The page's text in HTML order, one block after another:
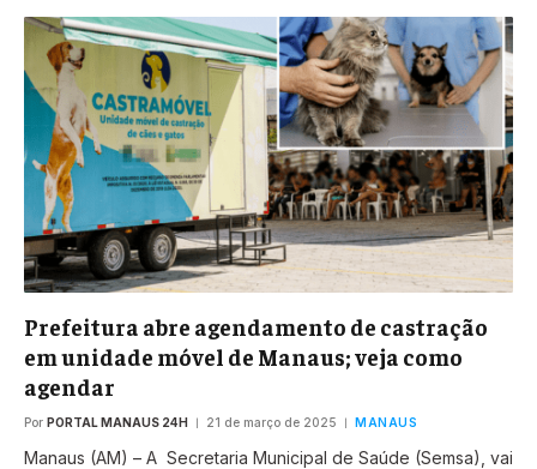
Prefeitura abre agendamento de castração
em unidade móvel de Manaus; veja como
agendar
Por PORTAL MANAUS 24H 21 de março de 2025 MANAUS
Manaus (AM) – A Secretaria Municipal de Saúde (Semsa), vai